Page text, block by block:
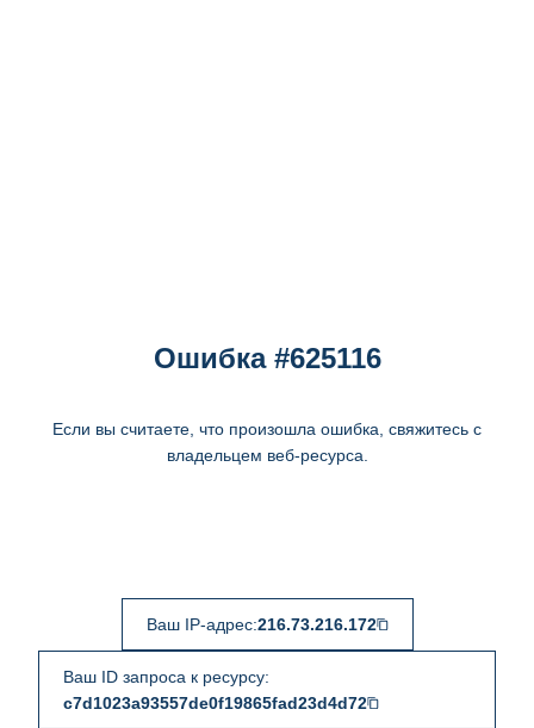
Ошибка #625116
Если вы считаете, что произошла ошибка, свяжитесь с
владельцем веб-ресурса.
Ваш IP-адрес:216.73.216.172
Ваш ID запроса к ресурсу:
c7d1023a93557de0f19865fad23d4d72